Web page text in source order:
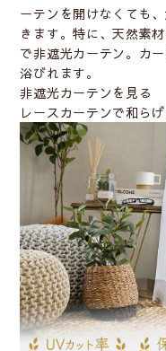
ーテンを開けなくても
きます。特に、天然素
で非遮光カーテン。カ
浴びれます。
非遮光カーテンを見る
レースカーテンで和ら